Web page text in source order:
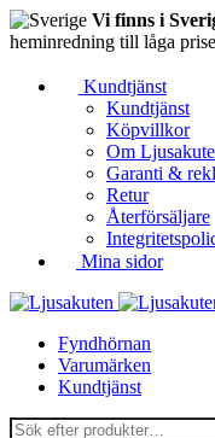
Vi finns i
heminredning till låga
Kundtjänst
Kundtjänst
Köpvillkor
Om
Garanti &
Retur
Återförsäljare
Mina sidor
Fyndhörnan
Varumärken
Kundtjänst
Produktsökning